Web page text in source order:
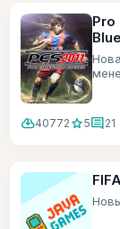
Pro
cloud_download40772 star5comment21